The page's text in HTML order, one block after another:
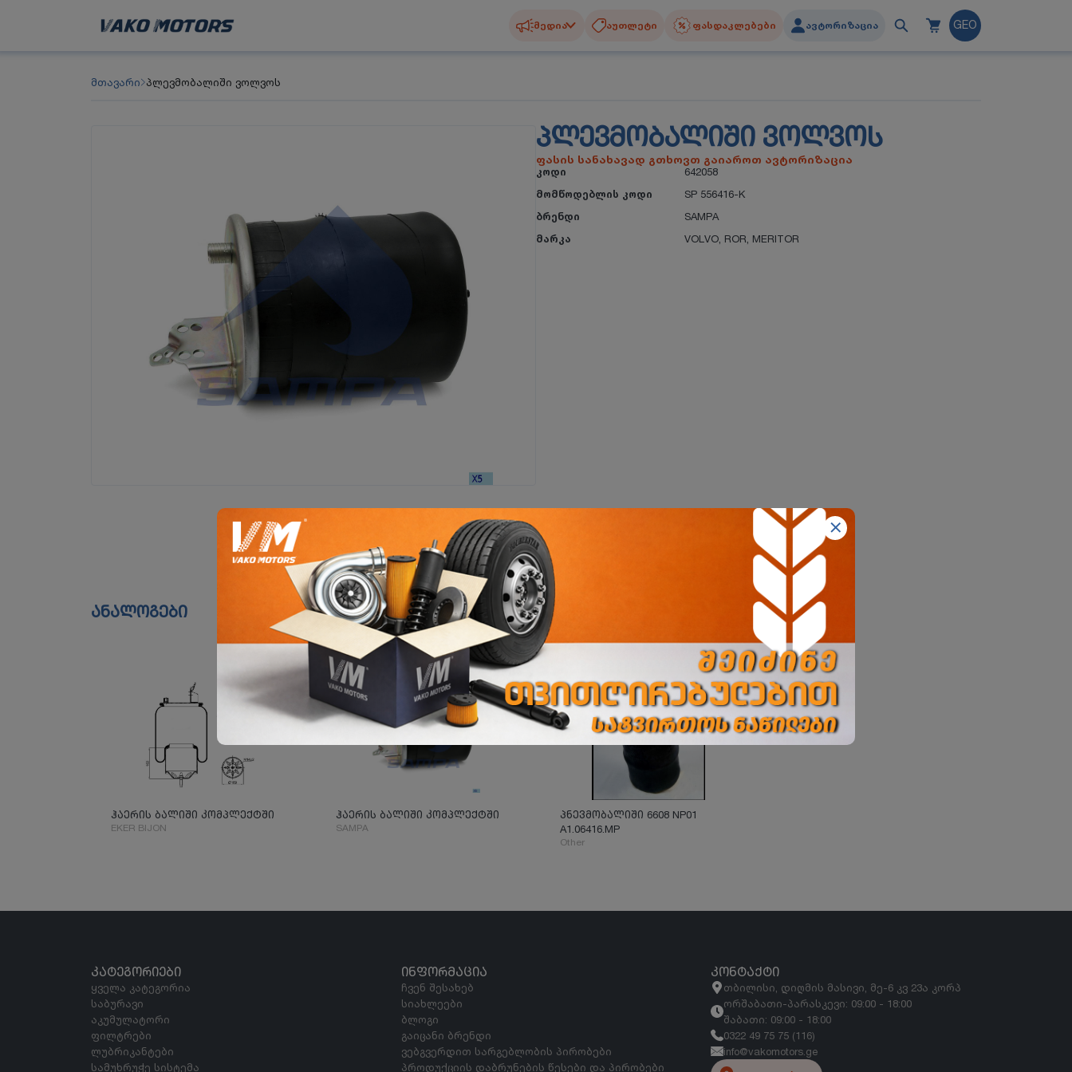
მედია აუთლეტი ფასდაკლებები ავტორიზაცია GEO
მთავარი პლევმობალიში ვოლვოს
ᲞᲚᲔᲕᲛᲝᲑᲐᲚᲘᲨᲘ ᲕᲝᲚᲕᲝᲡ
ფასის სანახავად გთხოვთ გაიაროთ ავტორიზაცია
კოდი
642058
მომწოდებლის კოდი
SP 556416-K
ბრენდი
SAMPA
მარკა
VOLVO ROR MERITOR
ანალოგები
ჰაერის ბალიში კომპლექტში
EKER BIJON
ჰაერის ბალიში კომპლექტში
SAMPA
პნევმობალიში 6608 NP01
A1.06416.MP
Other
ᲙᲐᲢᲔᲒᲝᲠᲘᲔᲑᲘ
ყველა კატეგორია
საბურავი
აკუმულატორი
ფილტრები
ლუბრიკანტები
სამუხრუჭე სისტემა
ᲘᲜᲤᲝᲠᲛᲐᲪᲘᲐ
ჩვენ შესახებ
სიახლეები
ბლოგი
გაიცანი ბრენდი
ვებგვერდით სარგებლობის პირობები
პროდუქციის დაბრუნების წესები და პირობები
ᲙᲝᲜᲢᲐᲥᲢᲘ
თბილისი, დიღმის მასივი, მე-6 კვ 23ა კორპ
ორშაბათი-პარასკევი: 09:00 - 18:00
შაბათი: 09:00 - 18:00
0322 49 75 75 (116)
info@vakomotors.ge